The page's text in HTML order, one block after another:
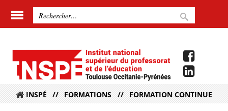
INSPÉ FORMATIONS FORMATION CONTINUE